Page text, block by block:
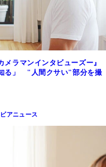
メラマンインタビューズー』
る」 "人間クサい"部分を撮
アニュース